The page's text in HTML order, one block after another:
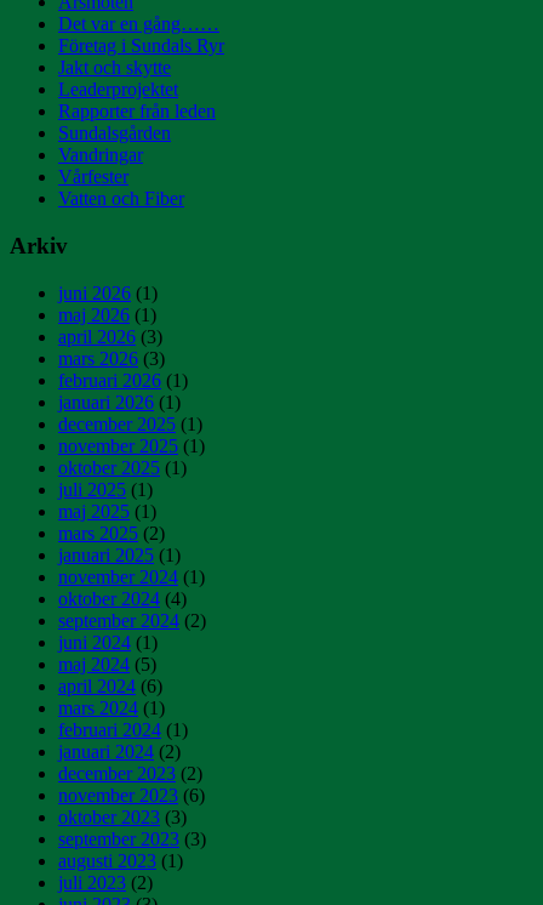
Det var en gång……
Företag i Sundals Ryr
Jakt och skytte
Leaderprojektet
Rapporter från leden
Sundalsgården
Vandringar
Vårfester
Vatten och Fiber
Arkiv
juni 2026 (1)
maj 2026 (1)
april 2026 (3)
mars 2026 (3)
februari 2026 (1)
januari 2026 (1)
december 2025 (1)
november 2025 (1)
oktober 2025 (1)
juli 2025 (1)
maj 2025 (1)
mars 2025 (2)
januari 2025 (1)
november 2024 (1)
oktober 2024 (4)
september 2024 (2)
juni 2024 (1)
maj 2024 (5)
april 2024 (6)
mars 2024 (1)
februari 2024 (1)
januari 2024 (2)
december 2023 (2)
november 2023 (6)
oktober 2023 (3)
september 2023 (3)
augusti 2023 (1)
juli 2023 (2)